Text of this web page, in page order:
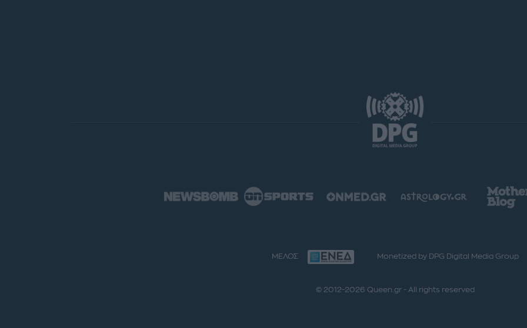
ΜΕΛΟΣ Monetized by DPG Digital Media Group
© 2012-2026 Queen.gr - All rights reserved